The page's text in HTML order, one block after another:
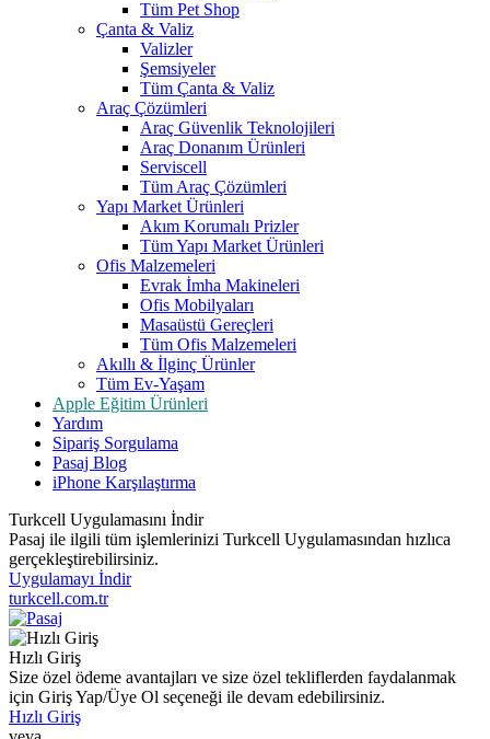
Tüm Pet Shop
Çanta & Valiz
Valizler
Şemsiyeler
Tüm Çanta & Valiz
Araç Çözümleri
Araç Güvenlik Teknolojileri
Araç Donanım Ürünleri
Serviscell
Tüm Araç Çözümleri
Yapı Market Ürünleri
Akım Korumalı Prizler
Tüm Yapı Market Ürünleri
Ofis Malzemeleri
Evrak İmha Makineleri
Ofis Mobilyaları
Masaüstü Gereçleri
Tüm Ofis Malzemeleri
Akıllı & İlginç Ürünler
Tüm Ev-Yaşam
Apple Eğitim Ürünleri
Yardım
Sipariş Sorgulama
Pasaj Blog
iPhone Karşılaştırma
Turkcell Uygulamasını İndir
Pasaj ile ilgili tüm işlemlerinizi Turkcell Uygulamasından hızlıca
gerçekleştirebilirsiniz.
Uygulamayı İndir
turkcell.com.tr
Hızlı Giriş
Size özel ödeme avantajları ve size özel tekliflerden faydalanmak
için Giriş Yap/Üye Ol seçeneği ile devam edebilirsiniz.
Hızlı Giriş